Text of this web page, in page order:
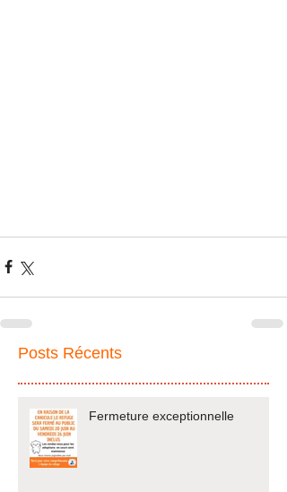
Posts Récents
Fermeture exceptionnelle